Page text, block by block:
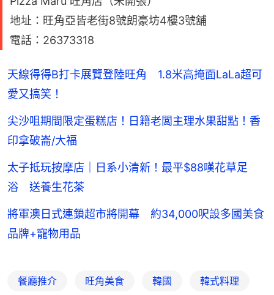
地址：旺角亞皆老街8號朗豪坊4樓3號舖
電話：26373318
天線得得B打卡展覽登陸旺角 1.8米高掩面LaLa超可
愛又搞笑！
尖沙咀期間限定蛋糕店！日籍老闆主理水果甜點！香
印拿破崙/大福
太子抵玩按摩店｜日系小清新！最平$88嘆花草足
浴 送養生花茶
將軍澳日式連鎖超市將開幕 約34,000呎設多國美食
品牌+寵物用品
餐廳推介 旺角美食 韓國 韓式料理